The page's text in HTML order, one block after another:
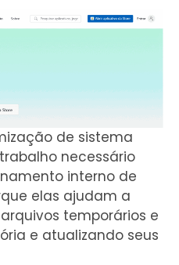
de sistema
necessário
interno de
elas ajudam a
temporários e
e atualizando seus